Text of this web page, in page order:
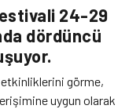
24-29
dördüncü
görme,
uygun olarak